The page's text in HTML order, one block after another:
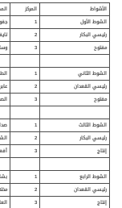
الأشواط المركز
الشوط الأول
1
رئيسي البكار
2
مفتوح
3
الشوط الثاني 1
رئيسي القعدان
2 عابر
مفتوح
3
الشوط الثالث 1
رئيسي البكار
2
إنتاج
3
الشوط الرابع 1
رئيسي القعدان
2
إنتاج
3